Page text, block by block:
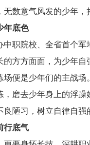
数意气风发的少年
年底色
中职院校、全省首个
方方面面，为少年自
场便是少年们的主战
磨去少年身上的浮
陋习，树立自律自
行底气